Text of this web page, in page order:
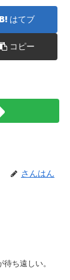
はてブ
コピー
さんはん
ち遠しい。